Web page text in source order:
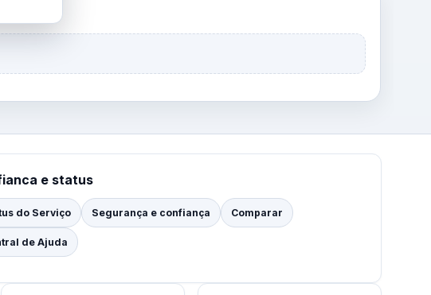
e status
do Serviço Segurança e confiança Comparar
de Ajuda